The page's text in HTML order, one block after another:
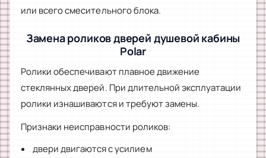
или всего смесительного блока.
Замена роликов дверей душевой кабины
Polar
Ролики обеспечивают плавное движение
стеклянных дверей. При длительной эксплуатации
ролики изнашиваются и требуют замены.
Признаки неисправности роликов:
двери двигаются с усилием